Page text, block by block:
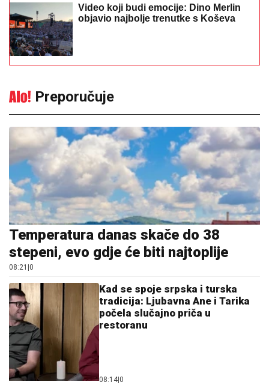
Video koji budi emocije: Dino Merlin
objavio najbolje trenutke s Koševa
Preporučuje
Temperatura danas skače do 38
stepeni, evo gdje će biti najtoplije
08:21 0
Kad se spoje srpska i turska
tradicija: Ljubavna Ane i Tarika
počela slučajno priča u
restoranu
08:14 0